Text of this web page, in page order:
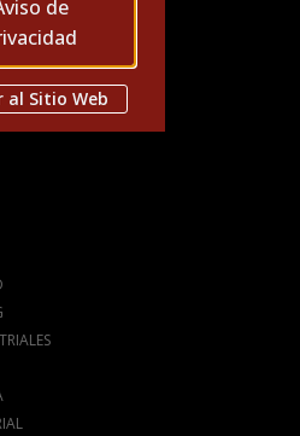
de
al Sitio Web